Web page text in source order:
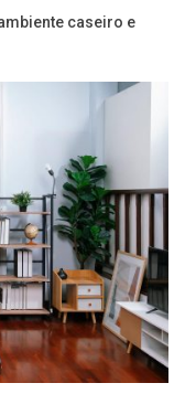
caseiro e